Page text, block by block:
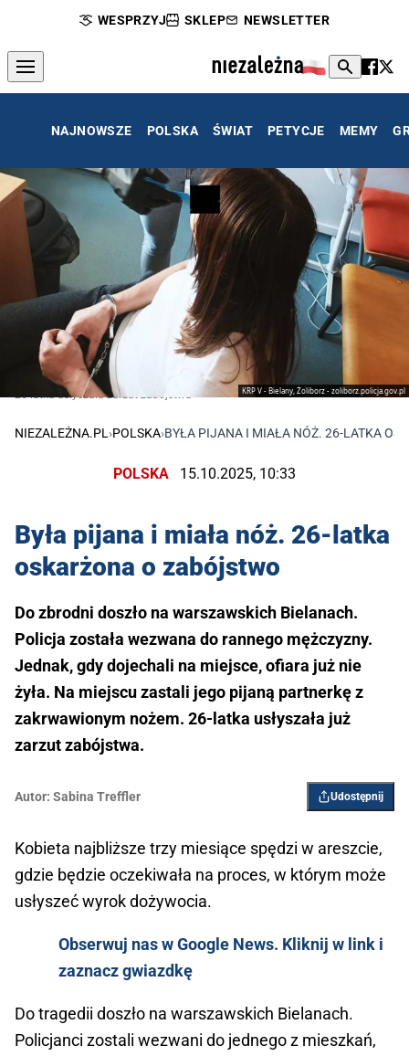
WESPRZYJ SKLEP NEWSLETTER
NAJNOWSZE POLSKA ŚWIAT PETYCJE MEMY
KRP V - Bielany, Żoliborz - zoliborz.policja.gov.pl
26-latka usłyszała zarzut zabójstwa
NIEZALEŻNA.PL ›POLSKA›BYŁA PIJANA I MIAŁA NÓŻ. 26-LATKA
POLSKA 15.10.2025, 10:33
Była pijana i miała nóż. 26-latka
oskarżona o zabójstwo
Do zbrodni doszło na warszawskich Bielanach.
Policja została wezwana do rannego mężczyzny.
Jednak, gdy dojechali na miejsce, ofiara już nie
żyła. Na miejscu zastali jego pijaną partnerkę z
zakrwawionym nożem. 26-latka usłyszała już
zarzut zabójstwa.
Autor: Sabina Treffler Udostępnij
Kobieta najbliższe trzy miesiące spędzi w areszcie,
gdzie będzie oczekiwała na proces, w którym może
usłyszeć wyrok dożywocia.
Obserwuj nas w Google News. Kliknij w link i
zaznacz gwiazdkę
Do tragedii doszło na warszawskich Bielanach.
Policjanci zostali wezwani do jednego z mieszkań,